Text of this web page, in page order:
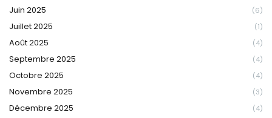
Juin 2025 (6)
Juillet 2025 (1)
Août 2025 (4)
Septembre 2025 (4)
Octobre 2025 (4)
Novembre 2025 (3)
Décembre 2025 (4)